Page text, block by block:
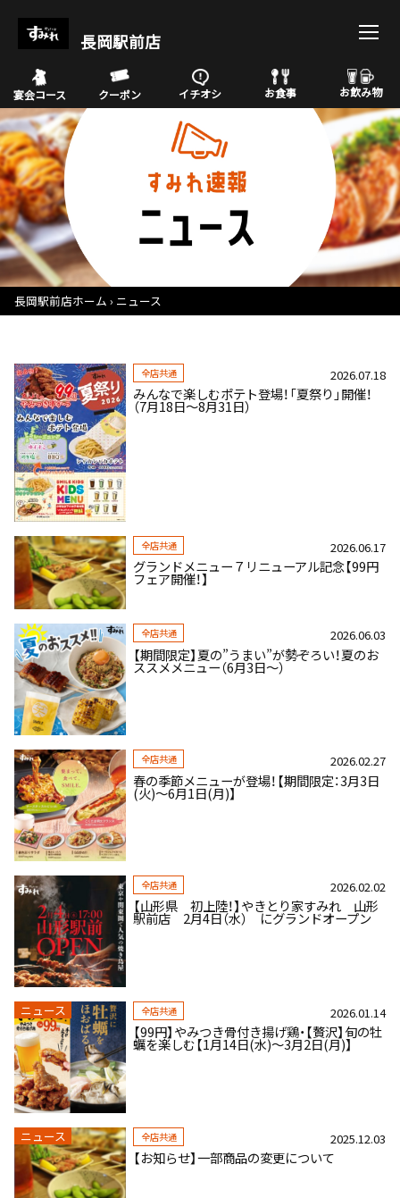
長岡駅前店
宴会コース クーポン イチオシ お食事 お飲み物
長岡駅前店ホーム ニュース
全店共通 2026.07.18
みんなで楽しむポテト登場！「夏祭り」開催！
（7月18日～8月31日）
全店共通 2026.06.17
グランドメニュー７リニューアル記念【99円
フェア開催！】
全店共通 2026.06.03
【期間限定】夏の”うまい”が勢ぞろい！夏のお
ススメメニュー（6月3日～）
全店共通 2026.02.27
春の季節メニューが登場！【期間限定：3月3日
(火)～6月1日(月)】
全店共通 2026.02.02
【山形県 初上陸！】やきとり家すみれ 山形
駅前店 2月4日（水） にグランドオープン
ニュース 全店共通 2026.01.14
【99円】やみつき骨付き揚げ鶏・【贅沢】旬の牡
蠣を楽しむ【1月14日(水)～3月2日(月)】
ニュース 全店共通 2025.12.03
【お知らせ】一部商品の変更について